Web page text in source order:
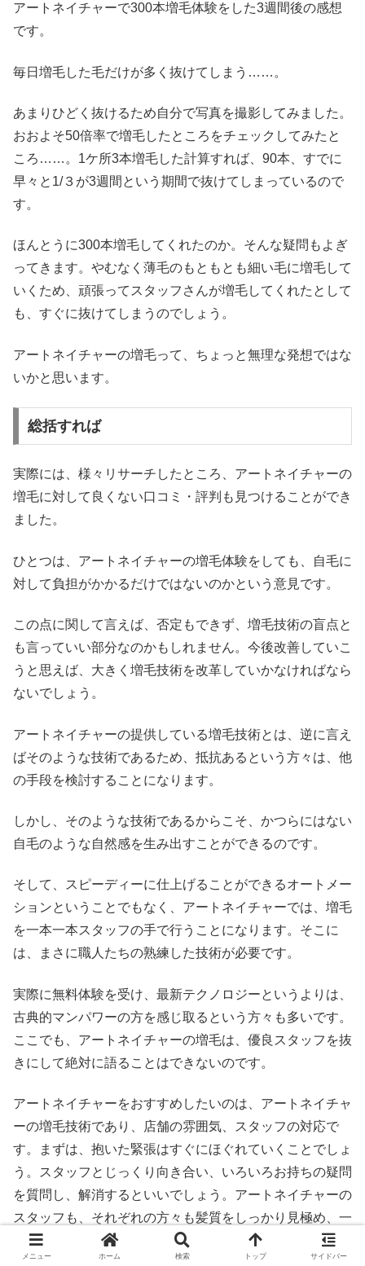
アートネイチャーで300本増毛体験をした3週間後の感想
です。
毎日増毛した毛だけが多く抜けてしまう……。
あまりひどく抜けるため自分で写真を撮影してみました。
おおよそ50倍率で増毛したところをチェックしてみたと
ころ……。1ケ所3本増毛した計算すれば、90本、すでに
早々と1/３が3週間という期間で抜けてしまっているので
す。
ほんとうに300本増毛してくれたのか。そんな疑問もよぎ
ってきます。やむなく薄毛のもともとも細い毛に増毛して
いくため、頑張ってスタッフさんが増毛してくれたとして
も、すぐに抜けてしまうのでしょう。
アートネイチャーの増毛って、ちょっと無理な発想ではな
いかと思います。
総括すれば
実際には、様々リサーチしたところ、アートネイチャーの
増毛に対して良くない口コミ・評判も見つけることができ
ました。
ひとつは、アートネイチャーの増毛体験をしても、自毛に
対して負担がかかるだけではないのかという意見です。
この点に関して言えば、否定もできず、増毛技術の盲点と
も言っていい部分なのかもしれません。今後改善していこ
うと思えば、大きく増毛技術を改革していかなければなら
ないでしょう。
アートネイチャーの提供している増毛技術とは、逆に言え
ばそのような技術であるため、抵抗あるという方々は、他
の手段を検討することになります。
しかし、そのような技術であるからこそ、かつらにはない
自毛のような自然感を生み出すことができるのです。
そして、スピーディーに仕上げることができるオートメー
ションということでもなく、アートネイチャーでは、増毛
を一本一本スタッフの手で行うことになります。そこに
は、まさに職人たちの熟練した技術が必要です。
実際に無料体験を受け、最新テクノロジーというよりは、
古典的マンパワーの方を感じ取るという方々も多いです。
ここでも、アートネイチャーの増毛は、優良スタッフを抜
きにして絶対に語ることはできないのです。
アートネイチャーをおすすめしたいのは、アートネイチャ
ーの増毛技術であり、店舗の雰囲気、スタッフの対応で
す。まずは、抱いた緊張はすぐにほぐれていくことでしょ
う。スタッフとじっくり向き合い、いろいろお持ちの疑問
を質問し、解消するといいでしょう。アートネイチャーの
スタッフも、それぞれの方々も髪質をしっかり見極め、一
番合った方法を見つけてくれます。
メニュー ホーム 検索 トップ サイドバー